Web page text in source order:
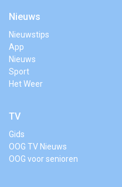
Nieuws
Nieuwstips
App
Nieuws
Sport
Het Weer
TV
Gids
OOG TV Nieuws
OOG voor senioren